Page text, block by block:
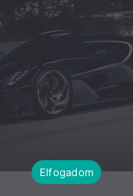
Elfogadom